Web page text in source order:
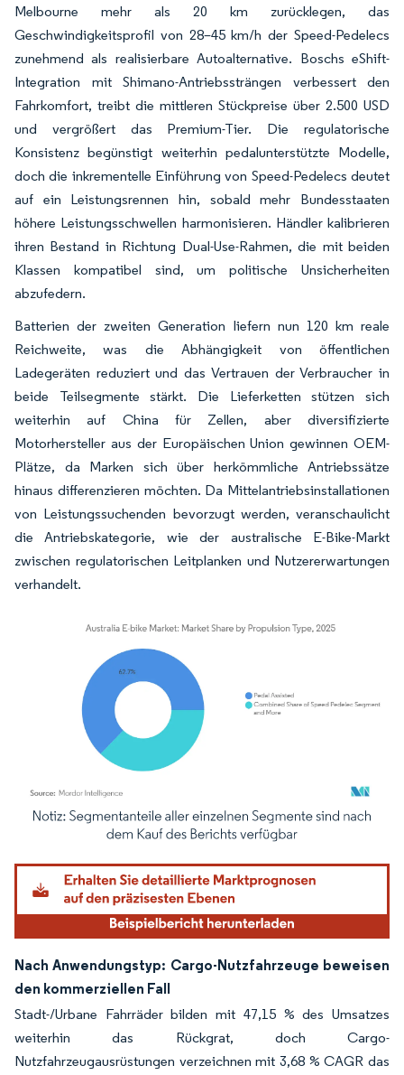
Melbourne mehr als 20 km zurücklegen, das
Geschwindigkeitsprofil von 28–45 km/h der Speed-Pedelecs
zunehmend als realisierbare Autoalternative. Boschs eShift-
Integration mit Shimano-Antriebssträngen verbessert den
Fahrkomfort, treibt die mittleren Stückpreise über 2.500 USD
und vergrößert das Premium-Tier. Die regulatorische
Konsistenz begünstigt weiterhin pedalunterstützte Modelle,
doch die inkrementelle Einführung von Speed-Pedelecs deutet
auf ein Leistungsrennen hin, sobald mehr Bundesstaaten
höhere Leistungsschwellen harmonisieren. Händler kalibrieren
ihren Bestand in Richtung Dual-Use-Rahmen, die mit beiden
Klassen kompatibel sind, um politische Unsicherheiten
abzufedern.
Batterien der zweiten Generation liefern nun 120 km reale
Reichweite, was die Abhängigkeit von öffentlichen
Ladegeräten reduziert und das Vertrauen der Verbraucher in
beide Teilsegmente stärkt. Die Lieferketten stützen sich
weiterhin auf China für Zellen, aber diversifizierte
Motorhersteller aus der Europäischen Union gewinnen OEM-
Plätze, da Marken sich über herkömmliche Antriebssätze
hinaus differenzieren möchten. Da Mittelantriebsinstallationen
von Leistungssuchenden bevorzugt werden, veranschaulicht
die Antriebskategorie, wie der australische E-Bike-Markt
zwischen regulatorischen Leitplanken und Nutzererwartungen
verhandelt.
Bild © Mordor Intelligence. Wiederverwendung erfordert Namensnennung
Nach Anwendungstyp: Cargo-Nutzfahrzeuge beweisen
den kommerziellen Fall
Stadt-/Urbane Fahrräder bilden mit 47,15 % des Umsatzes
weiterhin das Rückgrat, doch Cargo-
Nutzfahrzeugausrüstungen verzeichnen mit 3,68 % CAGR das